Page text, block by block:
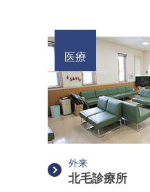
医療
外来
北毛診療所